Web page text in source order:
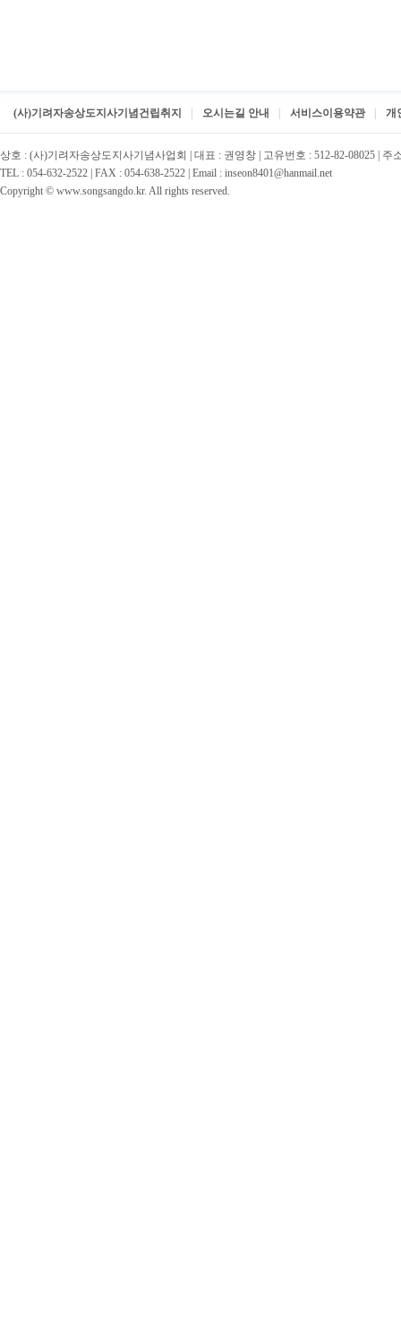
(사)기려자송상도지사기념건립취지 오시는길 안내 서비스이용약관 개
상호 : (사)기려자송상도지사기념사업회 | 대표 : 권영창 | 고유번호 : 512-82-08025 |
TEL : 054-632-2522 | FAX : 054-638-2522 | Email : inseon8401@hanmail.net
Copyright © www.songsangdo.kr. All rights reserved.